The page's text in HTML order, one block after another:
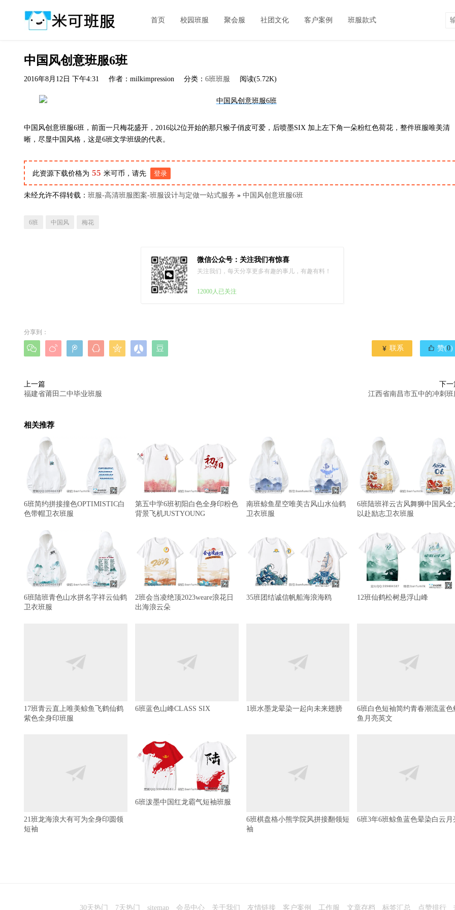
首页 校园班服 聚会服 社团文化 客户案例 班服款式
中国风创意班服6班
2016年8月12日 下午4:31 作者：milkimpression 分类： 6班班服 阅读(5.72K)
中国风创意班服6班，前面一只梅花盛开，2016以2位开始的那只猴子俏皮可爱，后喷墨SIX 加上左下角一朵粉红色荷花，整件班服唯美清
晰，尽显中国风格，这是6班文学班级的代表。
此资源下载价格为 55 米可币，请先 登录
未经允许不得转载： 班服-高清班服图案-班服设计与定做一站式服务 » 中国风创意班服6班
6班 中国风 梅花
微信公众号：关注我们有惊喜
关注我们，每天分享更多有趣的事儿，有趣有料！
12000人已关注
分享到：
        赞(0)
 联系
上一篇
福建省莆田二中毕业班服
下一
江西省南昌市五中的冲刺班
相关推荐
6班简约拼接撞色OPTIMISTIC白
色带帽卫衣班服
第五中学6班初阳白色全身印粉色
背景飞机JUSTYOUNG
南班鲸鱼星空唯美古风山水仙鹤
卫衣班服
6班陆班祥云古风舞狮中国风全
以赴励志卫衣班服
6班陆班青色山水拼名字祥云仙鹤
卫衣班服
2班会当凌绝顶2023weare浪花日
出海浪云朵
35班团结诚信帆船海浪海鸥 12班仙鹤松树悬浮山峰
17班青云直上唯美鲸鱼飞鹤仙鹤
紫色全身印班服
6班蓝色山峰CLASS SIX 1班水墨龙晕染一起向未来翅膀
6班白色短袖简约青春潮流蓝色
鱼月亮英文
21班龙海浪大有可为全身印圆领
短袖
6班泼墨中国红龙霸气短袖班服
6班棋盘格小熊学院风拼接翻领短
袖
6班3年6班鲸鱼蓝色晕染白云月
30天热门 7天热门 sitemap 会员中心 关于我们 友情链接 客户案例 工作服 文章存档 标签汇总 点赞排行